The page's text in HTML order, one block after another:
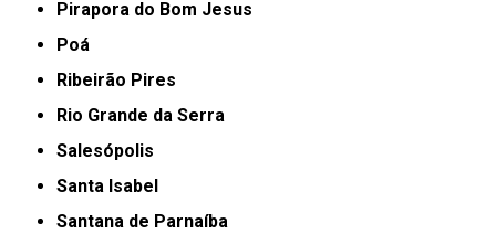
Pirapora do Bom Jesus
Poá
Ribeirão Pires
Rio Grande da Serra
Salesópolis
Santa Isabel
Santana de Parnaíba